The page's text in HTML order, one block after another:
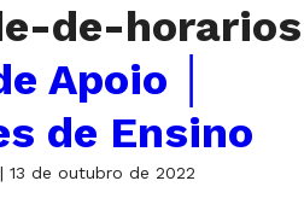
de-horarios
Apoio │
de Ensino
| 13 de outubro de 2022